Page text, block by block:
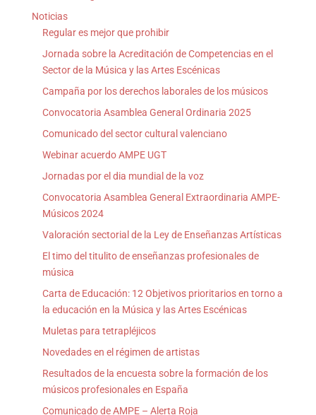
Noticias
Regular es mejor que prohibir
Jornada sobre la Acreditación de Competencias en el
Sector de la Música y las Artes Escénicas
Campaña por los derechos laborales de los músicos
Convocatoria Asamblea General Ordinaria 2025
Comunicado del sector cultural valenciano
Webinar acuerdo AMPE UGT
Jornadas por el dia mundial de la voz
Convocatoria Asamblea General Extraordinaria AMPE-
Músicos 2024
Valoración sectorial de la Ley de Enseñanzas Artísticas
El timo del titulito de enseñanzas profesionales de
música
Carta de Educación: 12 Objetivos prioritarios en torno a
la educación en la Música y las Artes Escénicas
Muletas para tetrapléjicos
Novedades en el régimen de artistas
Resultados de la encuesta sobre la formación de los
músicos profesionales en España
Comunicado de AMPE – Alerta Roja